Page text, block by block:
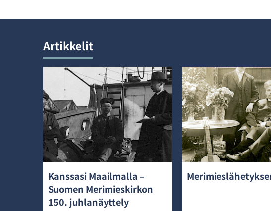
Artikkelit
Kanssasi Maailmalla –
Suomen Merimieskirkon
150. juhlanäyttely